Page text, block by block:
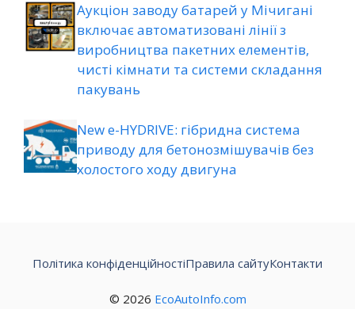
Аукціон заводу батарей у Мічигані
включає автоматизовані лінії з
виробництва пакетних елементів,
чисті кімнати та системи складання
пакувань
New e-HYDRIVE: гібридна система
приводу для бетонозмішувачів без
холостого ходу двигуна
© 2026 EcoAutoInfo.com
Політика конфіденційностіПравила сайтуКонтакти